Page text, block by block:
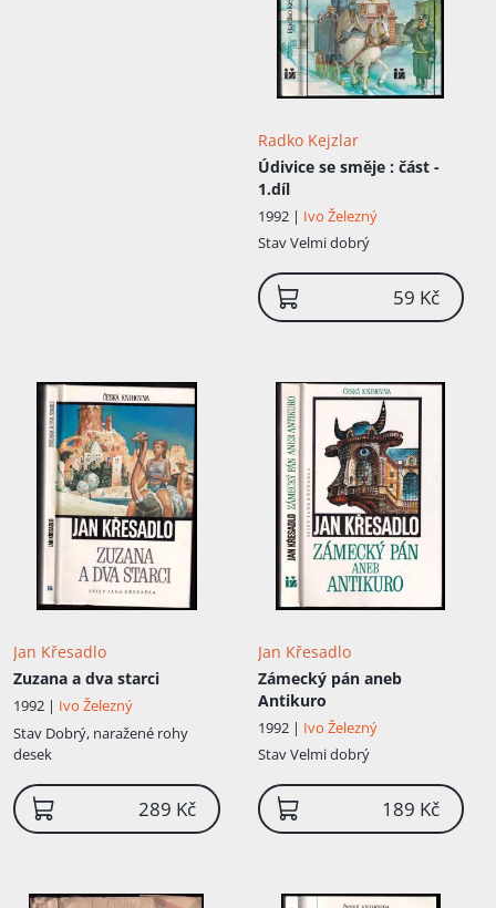
Radko Kejzlar
Údivice se směje : část -
1.díl
1992 | Ivo Železný
StavVelmi dobrý
59 Kč
Jan Křesadlo
Zuzana a dva starci
1992 | Ivo Železný
Stav Dobrý, naražené rohy
desek
289 Kč
Jan Křesadlo
Zámecký pán aneb
Antikuro
1992 | Ivo Železný
StavVelmi dobrý
189 Kč